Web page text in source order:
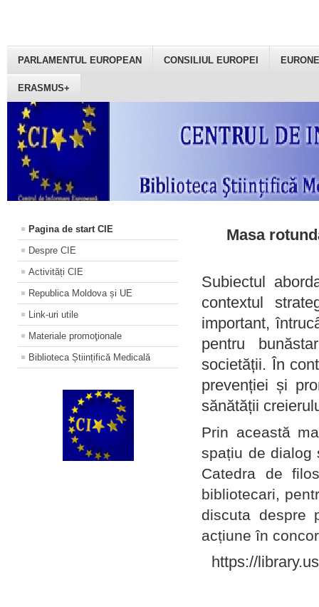
PARLAMENTUL EUROPEAN CONSILIUL EUROPEI
ERASMUS+
Pagina de start CIE
Despre CIE
Activități CIE
Republica Moldova și UE
Link-uri utile
Materiale promoţionale
Biblioteca Științifică Medicală
Masa
Subiectul
contextul
important,
pentru
societății. În
prevenției și
sănătății
Prin această
spațiu de dialog
Catedra de
bibliotecari,
discuta despre
acțiune în
https://